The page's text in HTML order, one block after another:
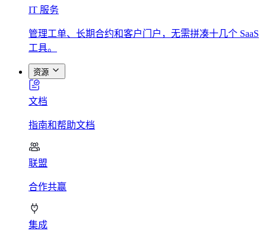
IT 服务
管理工单、长期合约和客户门户，无需拼凑十几个 SaaS
工具。
资源
文档
指南和帮助文档
联盟
合作共赢
集成